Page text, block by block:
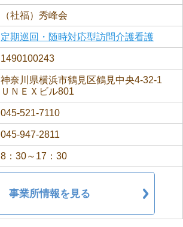
（社福）秀峰会
定期巡回・随時対応型訪問介護看護
1490100243
神奈川県横浜市鶴見区鶴見中央4-32-1
ＵＮＥＸビル801
045-521-7110
045-947-2811
8：30～17：30
事業所情報を見る